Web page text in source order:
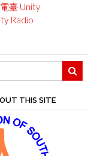
臺 Unity
Radio
THIS SITE